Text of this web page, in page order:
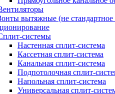
вытяжные (не
системы
Настенная сплит-система
Кассетная сплит-система
Канальная сплит-система
Подпотолочная сплит-
Напольная сплит-система
Универсальная сплит-